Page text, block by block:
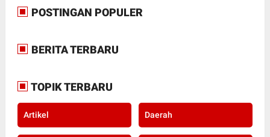
POSTINGAN POPULER
BERITA TERBARU
TOPIK TERBARU
Artikel Daerah